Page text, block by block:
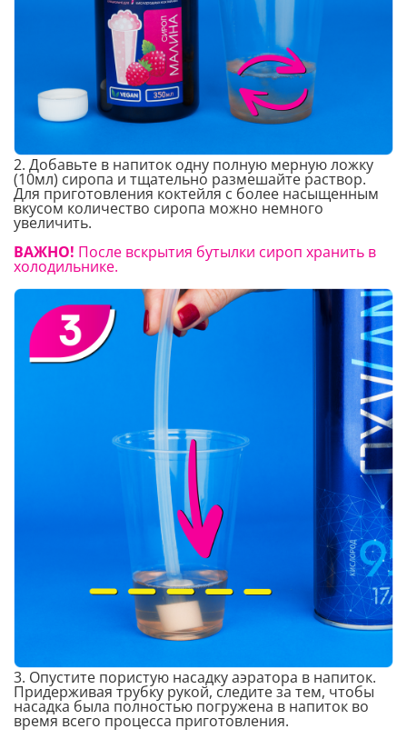
2. Добавьте в напиток одну полную мерную ложку
(10мл) сиропа и тщательно размешайте раствор.
Для приготовления коктейля с более насыщенным
вкусом количество сиропа можно немного
увеличить.
ВАЖНО! После вскрытия бутылки сироп хранить в
холодильнике.
3. Опустите пористую насадку аэратора в напиток.
Придерживая трубку рукой, следите за тем, чтобы
насадка была полностью погружена в напиток во
время всего процесса приготовления.